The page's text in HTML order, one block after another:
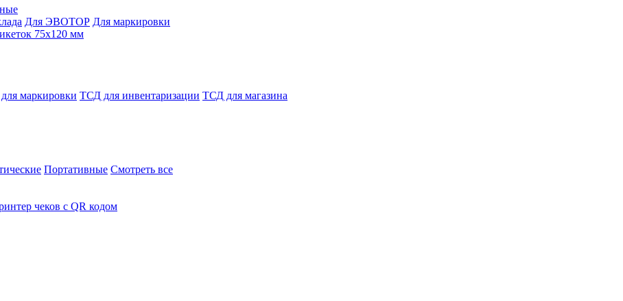
Для ЭВОТОР Для маркировки
75х120 мм
маркировки ТСД для инвентаризации ТСД для магазина
Портативные Смотреть все
чеков с QR кодом